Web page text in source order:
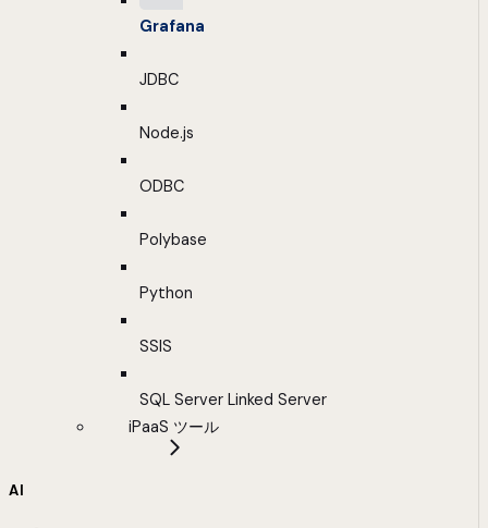
Grafana
JDBC
Node.js
ODBC
Polybase
Python
SSIS
SQL Server Linked Server
iPaaS ツール
AI